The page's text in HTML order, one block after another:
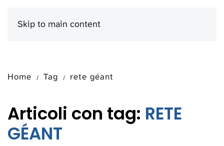
Skip to main content
Home Tag rete géant
Articoli con tag: RETE
GÉANT